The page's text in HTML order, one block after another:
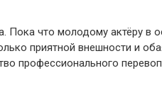
Пока что молодому актёру в
приятной внешности и
профессионального